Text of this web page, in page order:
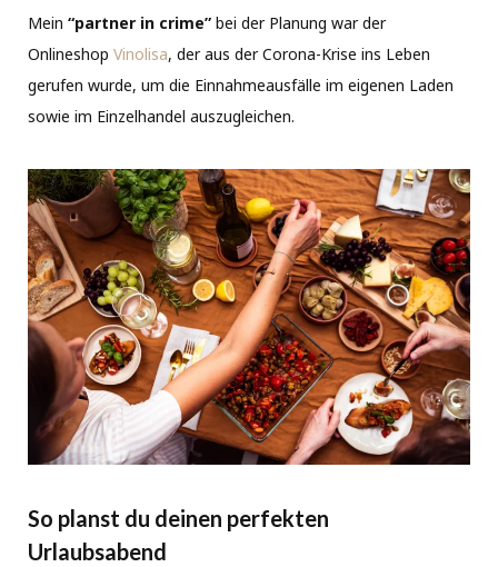
Mein “partner in crime” bei der Planung war der
Onlineshop Vinolisa, der aus der Corona-Krise ins Leben
gerufen wurde, um die Einnahmeausfälle im eigenen Laden
sowie im Einzelhandel auszugleichen.
So planst du deinen perfekten
Urlaubsabend